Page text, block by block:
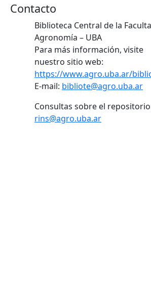
Contacto
Biblioteca Central de la
Agronomía – UBA
Para más información, visite
nuestro sitio web:
https://www.agro.uba.ar/
E-mail: bibliote@agro.uba.ar
Consultas sobre el
rins@agro.uba.ar